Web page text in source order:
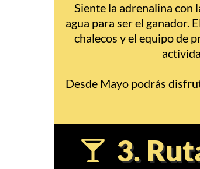
Siente la adrenalina con
agua para ser el ganador.
chalecos y el equipo de
Desde Mayo podrás
3.